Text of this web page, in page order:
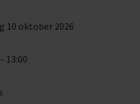
10 oktober 2026
13:00